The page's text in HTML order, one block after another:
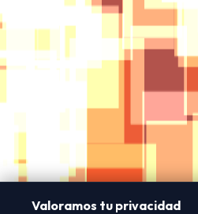
Valoramos tu privacidad